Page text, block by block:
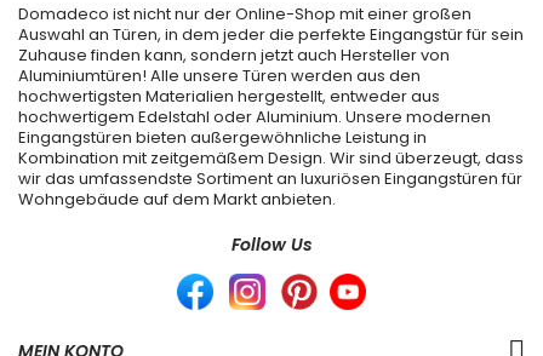
Domadeco ist nicht nur der Online-Shop mit einer großen
Auswahl an Türen, in dem jeder die perfekte Eingangstür für sein
Zuhause finden kann, sondern jetzt auch Hersteller von
Aluminiumtüren! Alle unsere Türen werden aus den
hochwertigsten Materialien hergestellt, entweder aus
hochwertigem Edelstahl oder Aluminium. Unsere modernen
Eingangstüren bieten außergewöhnliche Leistung in
Kombination mit zeitgemäßem Design. Wir sind überzeugt, dass
wir das umfassendste Sortiment an luxuriösen Eingangstüren für
Wohngebäude auf dem Markt anbieten.
Follow Us
MEIN KONTO